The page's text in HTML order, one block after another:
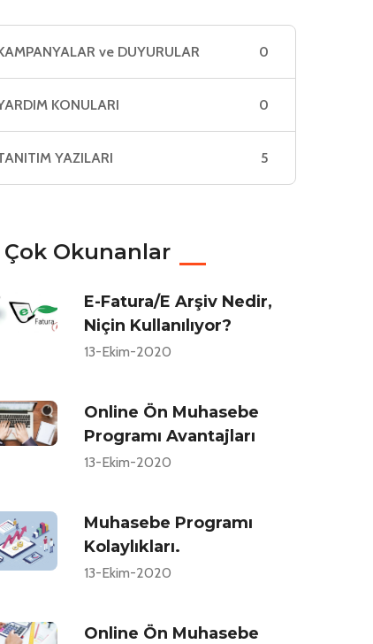
ve DUYURULAR 0
KONULARI 0
YAZILARI 5
Çok Okunanlar
E-Fatura/E Arşiv Nedir,
Niçin Kullanılıyor?
13-Ekim-2020
Online Ön Muhasebe
Programı Avantajları
13-Ekim-2020
Muhasebe Programı
Kolaylıkları.
13-Ekim-2020
Online Ön Muhasebe